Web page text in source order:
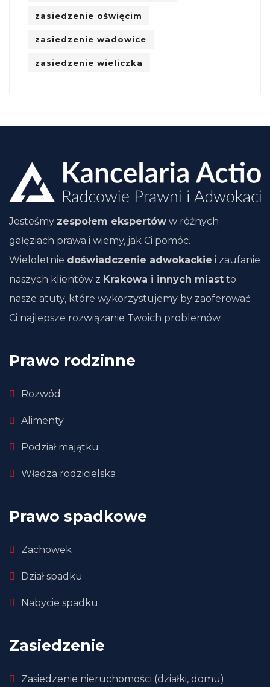
zasiedzenie oświęcim
zasiedzenie wadowice
zasiedzenie wieliczka
Jesteśmy zespołem ekspertów w różnych
gałęziach prawa i wiemy, jak Ci pomóc.
Wieloletnie doświadczenie adwokackie i zaufanie
naszych klientów z Krakowa i innych miast to
nasze atuty, które wykorzystujemy by zaoferować
Ci najlepsze rozwiązanie Twoich problemów.
Prawo rodzinne
Rozwód
Alimenty
Podział majątku
Władza rodzicielska
Prawo spadkowe
Zachowek
Dział spadku
Nabycie spadku
Zasiedzenie
Zasiedzenie nieruchomości (działki, domu)